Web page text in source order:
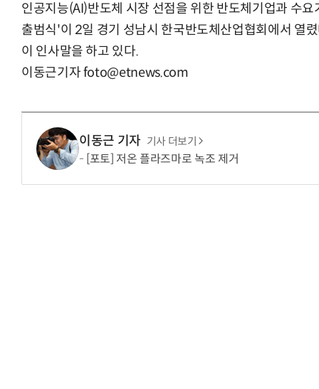
인공지능(AI)반도체 시장 선점을 위한 반도체기업과 수
출범식'이 2일 경기 성남시 한국반도체산업협회에서 열
이 인사말을 하고 있다.
이동근기자 foto@etnews.com
이동근 기자 기사 더보기
[포토] 저온 플라즈마로 녹조 제거